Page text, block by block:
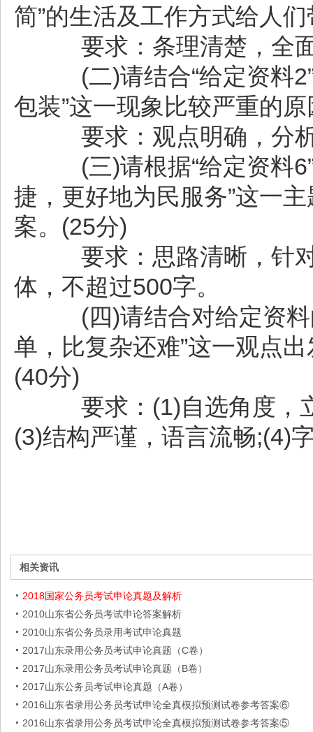
简”的生活及工作方式给人
要求：条理清楚，全面
(二)请结合“给定资料2”
包装”这一现象比较严重的
要求：观点明确，分析
(三)请根据“给定资料6”
捷，更好地为民服务”这一
案。(25分)
要求：思路清晰，针对
体，不超过500字。
(四)请结合对给定资料
单，比复杂还难”这一观点
(40分)
要求：(1)自选角度，
(3)结构严谨，语言流畅;(4)
相关资讯
2018国家公务员考试申论真题及解析
2010山东省公务员考试申论答案解析
2010山东省公务员录用考试申论真题
2017山东录用公务员考试申论真题（C卷）
2017山东录用公务员考试申论真题（B卷）
2017山东公务员考试申论真题（A卷）
2016山东省录用公务员考试申论全真模拟预测试卷参考答案⑥
2016山东省录用公务员考试申论全真模拟预测试卷参考答案⑤